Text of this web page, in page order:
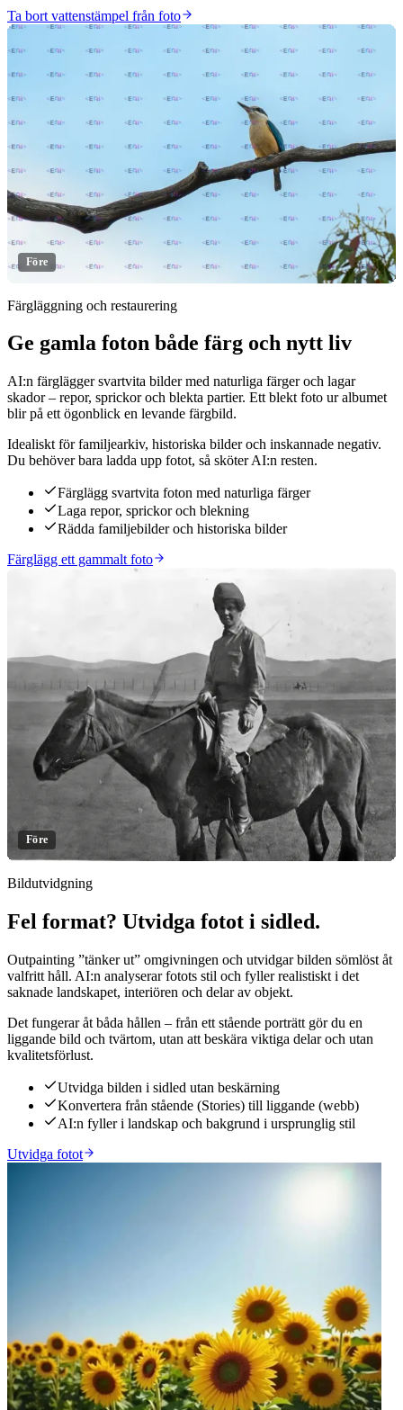
Ta bort vattenstämpel från foto
Klicka för att avslöja
Före
Färgläggning och restaurering
Ge gamla foton både färg och nytt liv
AI:n färglägger svartvita bilder med naturliga färger och lagar
skador – repor, sprickor och blekta partier. Ett blekt foto ur albumet
blir på ett ögonblick en levande färgbild.
Idealiskt för familjearkiv, historiska bilder och inskannade negativ.
Du behöver bara ladda upp fotot, så sköter AI:n resten.
Färglägg svartvita foton med naturliga färger
Laga repor, sprickor och blekning
Rädda familjebilder och historiska bilder
Färglägg ett gammalt foto
Klicka för att avslöja
Före
Bildutvidgning
Fel format? Utvidga fotot i sidled.
Outpainting ”tänker ut” omgivningen och utvidgar bilden sömlöst åt
valfritt håll. AI:n analyserar fotots stil och fyller realistiskt i det
saknade landskapet, interiören och delar av objekt.
Det fungerar åt båda hållen – från ett stående porträtt gör du en
liggande bild och tvärtom, utan att beskära viktiga delar och utan
kvalitetsförlust.
Utvidga bilden i sidled utan beskärning
Konvertera från stående (Stories) till liggande (webb)
AI:n fyller i landskap och bakgrund i ursprunglig stil
Utvidga fotot